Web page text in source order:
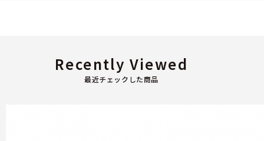
最近チェックした商品
Recently Viewed